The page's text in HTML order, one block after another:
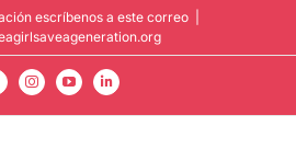
escríbenos a este correo
InstagramYouTubeLinkedIn